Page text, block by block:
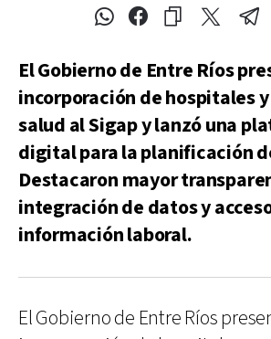
El Gobierno de Entre Ríos
incorporación de hospitales
salud al Sigap y lanzó una
digital para la planificación
Destacaron mayor
integración de datos y
información laboral.
El Gobierno de Entre Ríos